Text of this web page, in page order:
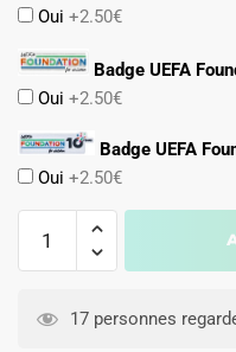
Oui +2.50€
Badge UEFA
Oui +2.50€
Badge UEFA
Oui +2.50€
Top
17 personnes